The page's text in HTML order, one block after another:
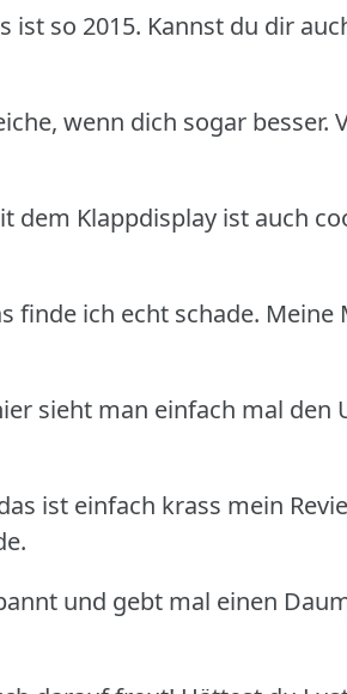
ist so 2015. Kannst du dir
wenn dich sogar besser.
dem Klappdisplay ist auch
finde ich echt schade. Meine
sieht man einfach mal den
ist einfach krass mein
und gebt mal einen